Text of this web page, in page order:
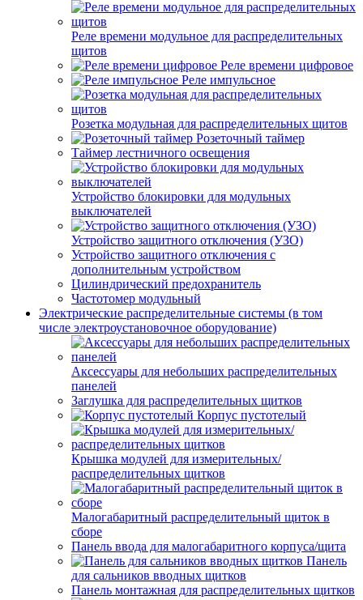
Реле времени модульное для распределительных
щитов
Реле времени цифровое
Реле импульсное
Розетка модульная для распределительных щитов
Розеточный таймер
Таймер лестничного освещения
Устройство блокировки для модульных
выключателей
Устройство защитного отключения (УЗО)
Устройство защитного отключения с
дополнительным устройством
Цилиндрический предохранитель
Частотомер модульный
Электрические распределительные системы (в том
числе электроустановочное оборудование)
Аксессуары для небольших распределительных
панелей
Заглушка для распределительных щитков
Корпус пустотелый
Крышка модулей для измерительных/
распределительных щитков
Малогабаритный распределительный щиток в
сборе
Панель ввода для малогабаритного корпуса/щита
Панель
для сальников вводных щитков
Панель монтажная для распределительных щитков